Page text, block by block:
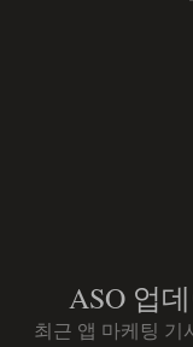
ASO 업
최근 앱 마케팅 기